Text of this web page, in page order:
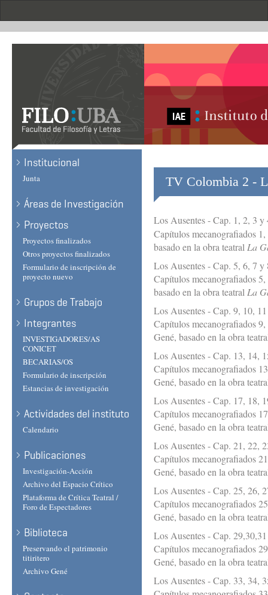
Institucional
Junta
Áreas de Investigación
Proyectos
Proyectos finalizados
Otros proyectos finalizados
Formulario de inscripción de
proyecto nuevo
Grupos de Trabajo
Integrantes
INVESTIGADORES/AS
CONICET
BECARIAS/OS
Formulario de inscripción
Estancias de investigación
Actividades del instituto
Calendario
Publicaciones
Investigación-Acción
Archivo del Espacio Crítico
Plataforma de Crítica Teatral /
Foro de Espectadores
Biblioteca
Preservando el patrimonio
titiritero
Archivo Gené
TV Colombia 2 -
Los Ausentes - Cap. 1, 2, 3 y
Capítulos mecanografiados
basado en la obra teatral La
Los Ausentes - Cap. 5, 6, 7 y
Capítulos mecanografiados
basado en la obra teatral La
Los Ausentes - Cap. 9, 10,
Capítulos mecanografiados
Gené, basado en la obra
Los Ausentes - Cap. 13, 14,
Capítulos mecanografiados
Gené, basado en la obra
Los Ausentes - Cap. 17, 18,
Capítulos mecanografiados
Gené, basado en la obra
Los Ausentes - Cap. 21, 22,
Capítulos mecanografiados
Gené, basado en la obra
Los Ausentes - Cap. 25, 26,
Capítulos mecanografiados
Gené, basado en la obra
Los Ausentes - Cap.
Capítulos mecanografiados
Gené, basado en la obra
Los Ausentes - Cap. 33, 34,